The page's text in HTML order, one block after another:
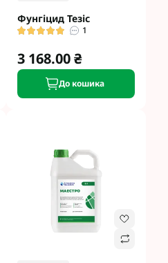
Фунгіцид Тезіс
1
3 168.00 ₴
До кошика